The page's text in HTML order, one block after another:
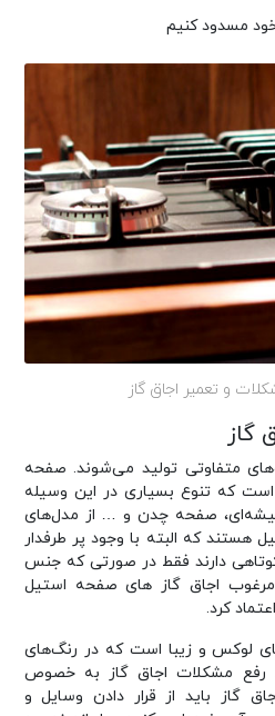
مسدود کنیم
و تعمیر اجاق گاز
گاز
متفاوتی تولید می‌شوند. صفحه
که تنوع بسیاری در این وسیله
صفحه چدن و … از مدل‌های
هستند که البته با وجود پر طرفدار
دارند فقط در صورتی که جنس
اجاق گاز های صفحه استیل
کرد.
لوکس و زیبا است که در رنگ‌های
رفع مشکلات اجاق گاز به خصوص
گاز باید از قرار دادن وسایل و